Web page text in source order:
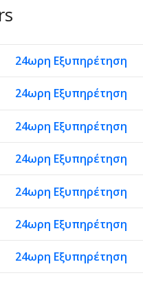
24ωρη Εξυπηρέτηση
24ωρη Εξυπηρέτηση
24ωρη Εξυπηρέτηση
24ωρη Εξυπηρέτηση
24ωρη Εξυπηρέτηση
24ωρη Εξυπηρέτηση
24ωρη Εξυπηρέτηση